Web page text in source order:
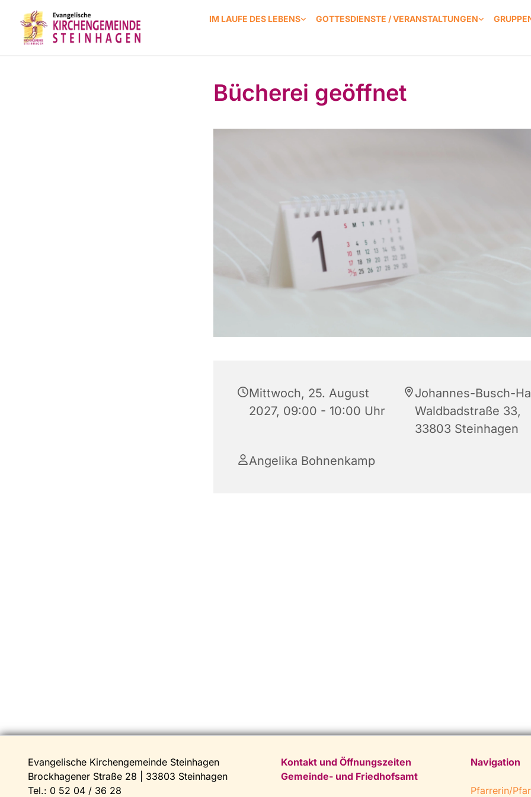
IM LAUFE DES LEBENS GOTTESDIENSTE / VERANSTALTUNGEN
Bücherei geöffnet
Mittwoch, 25. August
2027, 09:00 - 10:00 Uhr
Johannes-Busch-
Waldbadstraße 33,
33803 Steinhagen
Angelika Bohnenkamp
Evangelische Kirchengemeinde Steinhagen
Brockhagener Straße 28 | 33803 Steinhagen
Tel.: 0 52 04 / 36 28
Kontakt und Öffnungszeiten
Gemeinde- und Friedhofsamt
Navigation
Pfarrerin/